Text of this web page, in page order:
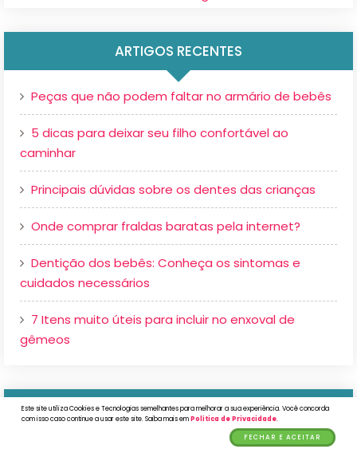
ARTIGOS RECENTES
Peças que não podem faltar no armário de bebês
5 dicas para deixar seu filho confortável ao
caminhar
Principais dúvidas sobre os dentes das crianças
Onde comprar fraldas baratas pela internet?
Dentição dos bebês: Conheça os sintomas e
cuidados necessários
7 Itens muito úteis para incluir no enxoval de
gêmeos
ASSUNTOS DO BLOG
Este site utiliza Cookies e Tecnologias semelhantes para melhorar a sua experiência. Você concorda
com isso caso continue a usar este site. Saiba mais emPolítica de Privacidade.
FECHAR E ACEITAR